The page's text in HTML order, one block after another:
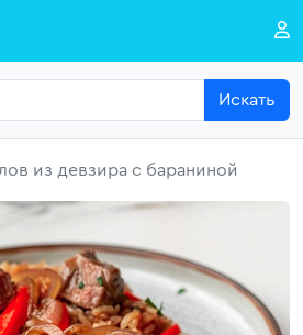
Искать
из девзира с бараниной